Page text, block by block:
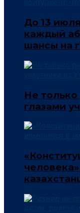
До 13
каждый
шансы на
Не
глазами